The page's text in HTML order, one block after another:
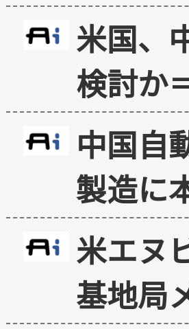
米国、
検討か
中国自
製造に
米エヌ
基地局